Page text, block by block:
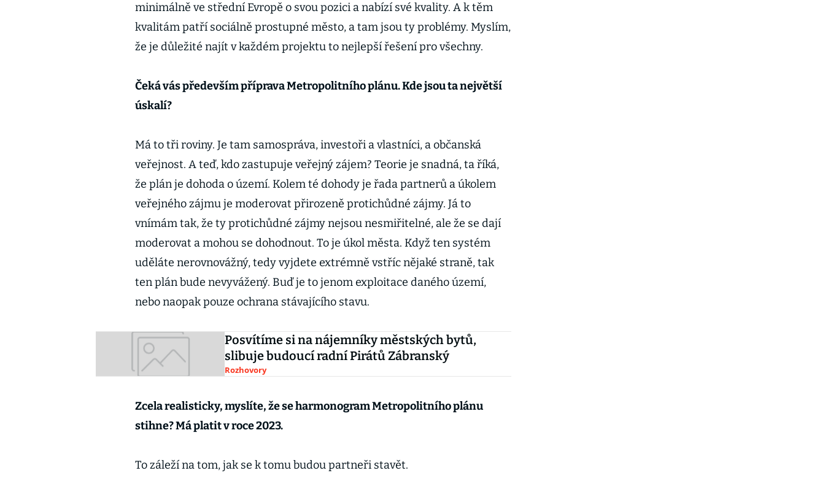
minimálně ve střední Evropě o svou pozici a nabízí své kvality. A k těm
kvalitám patří sociálně prostupné město, a tam jsou ty problémy. Myslím,
že je důležité najít v každém projektu to nejlepší řešení pro všechny.
Čeká vás především příprava Metropolitního plánu. Kde jsou ta největší
úskalí?
Má to tři roviny. Je tam samospráva, investoři a vlastníci, a občanská
veřejnost. A teď, kdo zastupuje veřejný zájem? Teorie je snadná, ta říká,
že plán je dohoda o území. Kolem té dohody je řada partnerů a úkolem
veřejného zájmu je moderovat přirozeně protichůdné zájmy. Já to
vnímám tak, že ty protichůdné zájmy nejsou nesmiřitelné, ale že se dají
moderovat a mohou se dohodnout. To je úkol města. Když ten systém
uděláte nerovnovážný, tedy vyjdete extrémně vstříc nějaké straně, tak
ten plán bude nevyvážený. Buď je to jenom exploitace daného území,
nebo naopak pouze ochrana stávajícího stavu.
Posvítíme si na nájemníky městských bytů,
slibuje budoucí radní Pirátů Zábranský
Rozhovory
Zcela realisticky, myslíte, že se harmonogram Metropolitního plánu
stihne? Má platit v roce 2023.
To záleží na tom, jak se k tomu budou partneři stavět.